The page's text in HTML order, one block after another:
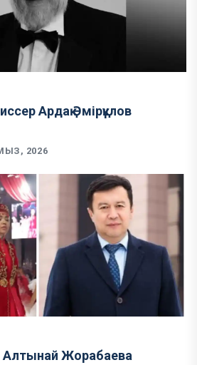
Ардақ Әмірқұлов
2026
Алтынай Жорабаева